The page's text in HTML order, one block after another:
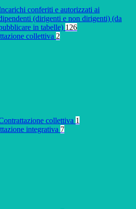
conferiti e autorizzati ai
(dirigenti e non dirigenti) (da
in tabelle) 126
collettiva 2
collettiva 1
integrativa 7